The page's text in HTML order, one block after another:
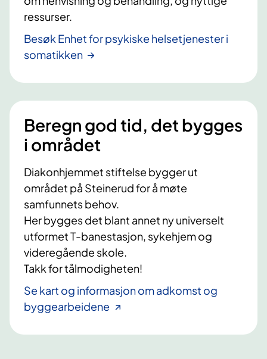
ressurser.
Besøk Enhet for psykiske helsetjenester i
somatikken
Beregn god tid, det bygges
i området
Diakonhjemmet stiftelse bygger ut
området på Steinerud for å møte
samfunnets behov.
Her bygges det blant annet ny universelt
utformet T-banestasjon, sykehjem og
videregående skole.
Takk for tålmodigheten!
Se kart og informasjon om adkomst og
byggearbeidene